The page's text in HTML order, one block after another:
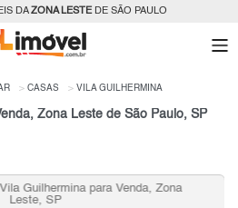
DAZONA LESTEDE SÃO PAULO
CASAS VILA GUILHERMINA
Zona Leste de São Paulo, SP
Guilhermina para Venda, Zona
Leste, SP